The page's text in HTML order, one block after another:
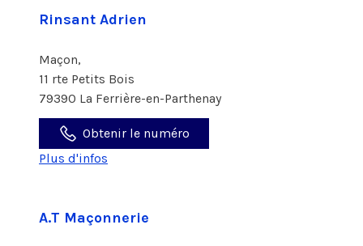
Rinsant Adrien
Maçon,
11 rte Petits Bois
79390 La Ferrière-en-Parthenay
Obtenir le numéro
Plus d'infos
A.T Maçonnerie